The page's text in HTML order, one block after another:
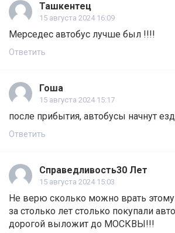
Ташкентец
15 августа 2024 16:09
Мерседес автобус лучше был !!!!
Ответить
Гоша
15 августа 2024 15:17
после прибытия, автобусы начнут
Ответить
Справедливость30 Лет
15 августа 2024 15:03
Не верю сколько можно врать
за столько лет столько покупали
дорогой выложит до МОСКВЫ!!!